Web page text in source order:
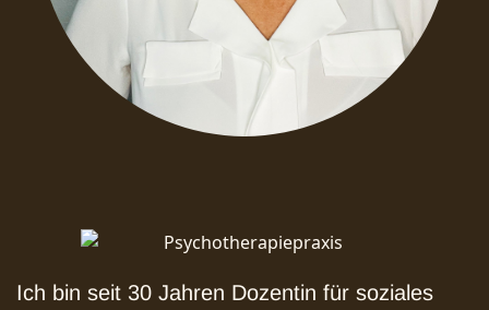
Ich bin seit 30 Jahren Dozentin für soziales